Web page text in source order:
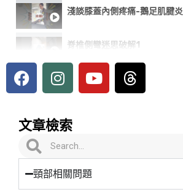
淺談膝蓋內側疼痛-鵝足肌腱炎
脊椎側彎迷思破解1
孕產婦的水腫與疼痛問題
F
a
e
b
o
o
k
I
n
t
a
g
r
a
Y
o
e
T
h
s
文章檢索
尋
搜
尋
頸部相關問題